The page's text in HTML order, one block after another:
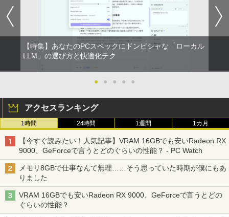
￥2,009
【特集】あなたのPCスペックにドンピシャな「ローカル
LLM」の選び方と快適化テク
● ● ● ● ●
アクセスランキング
1時間 24時間 1週間 1カ月
【今すぐ読みたい！人気記事】VRAM 16GBでも安いRadeon RX
9000、GeForceで言うとどのぐらいの性能？ - PC Watch
メモリ8GBで仕事なんて無理……そう思っていた時期が僕にもあ
りました
VRAM 16GBでも安いRadeon RX 9000、GeForceで言うとどの
ぐらいの性能？